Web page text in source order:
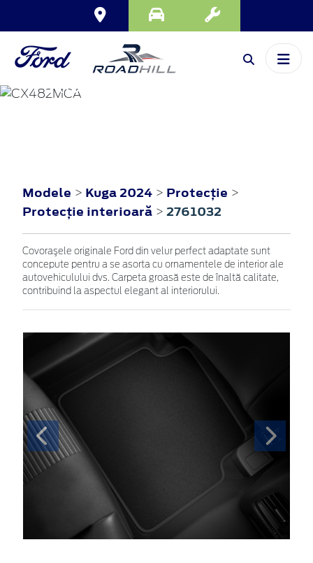
KUGA
Modele > Kuga 2024 > Protecţie >
Protecţie interioară > 2761032
Covoraşele originale Ford din velur perfect adaptate sunt
concepute pentru a se asorta cu ornamentele de interior ale
autovehiculului dvs. Carpeta groasă este de înaltă calitate,
contribuind la aspectul elegant al interiorului.